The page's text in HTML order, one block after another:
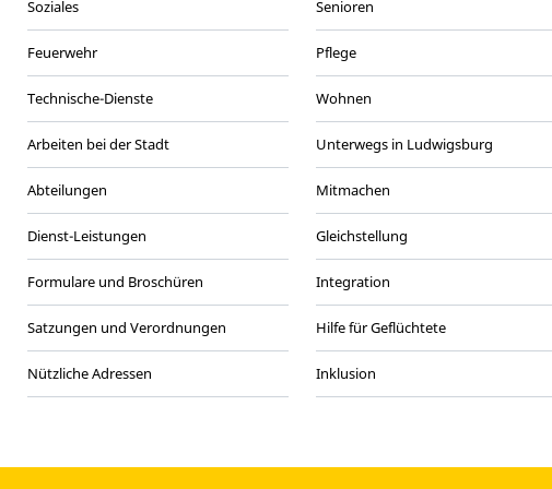
Soziales
Feuerwehr
Technische-Dienste
Arbeiten bei der Stadt
Abteilungen
Dienst-Leistungen
Formulare und Broschüren
Satzungen und Verordnungen
Nützliche Adressen
Senioren
Pflege
Wohnen
Unterwegs in Ludwigsburg
Mitmachen
Gleichstellung
Integration
Hilfe für Geflüchtete
Inklusion